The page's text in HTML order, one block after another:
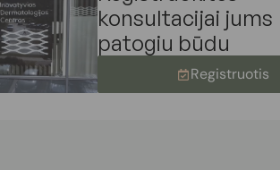
konsultacijai jums
patogiu būdu
Registruotis